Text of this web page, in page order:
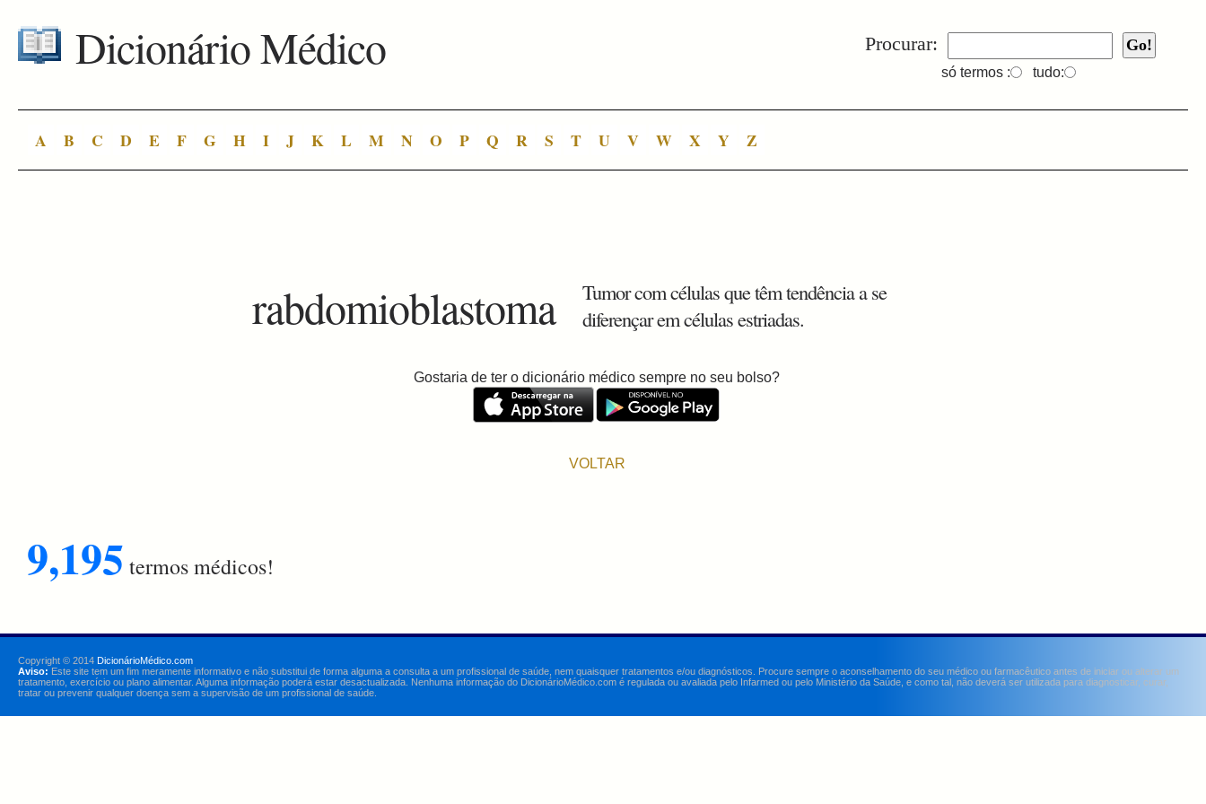
Procurar:
só termos : tudo:
Dicionário Médico
A B C D E F G H I J K L M N O P Q R S T U V W X Y Z
rabdomioblastoma
Tumor com células que têm tendência a se
diferençar em células estriadas.
Gostaria de ter o dicionário médico sempre no seu bolso?
VOLTAR
9,195 termos médicos!
Copyright © 2014 DicionárioMédico.com
Aviso: Este site tem um fim meramente informativo e não substitui de forma alguma a consulta a um profissional de saúde, nem quaisquer tratamentos e/ou diagnósticos. Procure sempre o aconselhamento do seu médico ou farmacêutico antes de iniciar ou alterar um
tratamento, exercício ou plano alimentar. Alguma informação poderá estar desactualizada. Nenhuma informação do DicionárioMédico.com é regulada ou avaliada pelo Infarmed ou pelo Ministério da Saúde, e como tal, não deverá ser utilizada para diagnosticar, curar,
tratar ou prevenir qualquer doença sem a supervisão de um profissional de saúde.